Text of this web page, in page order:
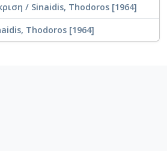
/ Sinaidis, Thodoros [1964]
Thodoros [1964]